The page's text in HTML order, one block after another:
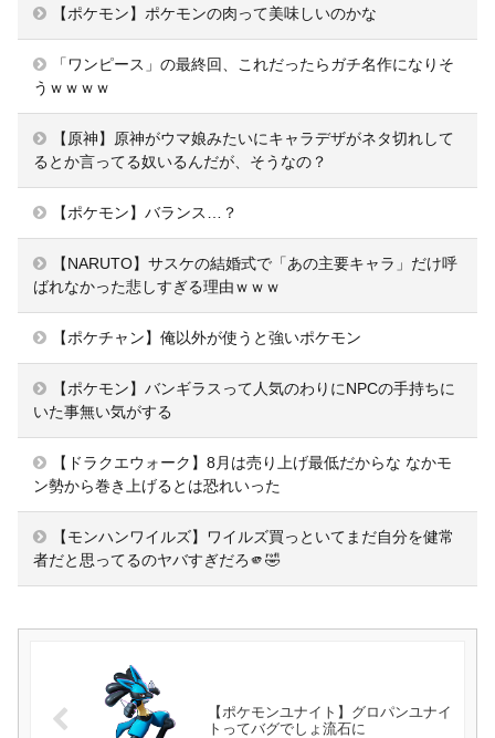
【ポケモン】ポケモンの肉って美味しいのかな
「ワンピース」の最終回、これだったらガチ名作になりそ
うｗｗｗｗ
【原神】原神がウマ娘みたいにキャラデザがネタ切れして
るとか言ってる奴いるんだが、そうなの？
【ポケモン】バランス…？
【NARUTO】サスケの結婚式で「あの主要キャラ」だけ呼
ばれなかった悲しすぎる理由ｗｗｗ
【ポケチャン】俺以外が使うと強いポケモン
【ポケモン】バンギラスって人気のわりにNPCの手持ちに
いた事無い気がする
【ドラクエウォーク】8月は売り上げ最低だからな なかモ
ン勢から巻き上げるとは恐れいった
【モンハンワイルズ】ワイルズ買っといてまだ自分を健常
者だと思ってるのヤバすぎだろ🫵🤣
【ポケモンユナイト】グロパンユナイ
トってバグでしょ流石に